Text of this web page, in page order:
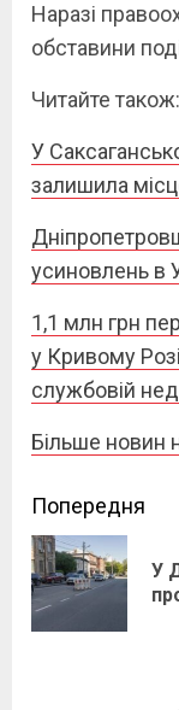
Наразі
обставини
Читайте також:
У
залишила
усиновлень в
1,1 млн грн
у Кривому
службовій
Більше новин
Continue
Reading
Попередня
У